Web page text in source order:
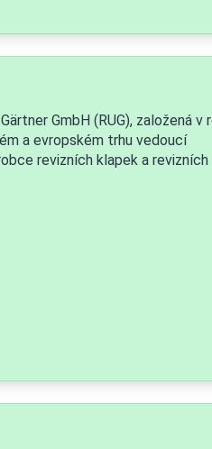
GmbH (RUG), založená v
a evropském trhu vedoucí
revizních klapek a revizních